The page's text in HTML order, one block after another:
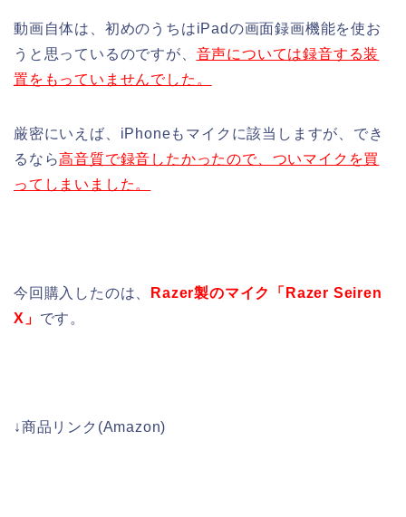
動画自体は、初めのうちはiPadの画面録画機能を使お
うと思っているのですが、 音声については録音する装
置をもっていませんでした。
厳密にいえば、iPhoneもマイクに該当しますが、でき
るなら高音質で録音したかったので、ついマイクを買
ってしまいました。
今回購入したのは、
Razer製のマイク「Razer Seiren
X」 です。
↓商品リンク(Amazon)